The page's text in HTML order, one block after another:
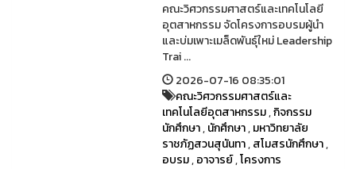
คณะวิศวกรรมศาสตร์และเทคโนโลยี
อุตสาหกรรม จัดโครงการอบรมผู้นำ
และบ่มเพาะเมล็ดพันธุ์ใหม่ Leadership
Trai ...
2026-07-16 08:35:01
คณะวิศวกรรมศาสตร์และ
เทคโนโลยีอุตสาหกรรม,กิจกรรม
นักศึกษา,นักศึกษา,มหาวิทยาลัย
ราชภัฏสวนสุนันทา,สโมสรนักศึกษา,
อบรม,อาจารย์,โครงการ